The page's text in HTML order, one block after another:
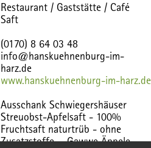
Restaurant / Gaststätte / Café
Saft
(0170) 8 64 03 48
info@hanskuehnenburg-im-
harz.de
www.hanskuehnenburg-im-harz.de
Ausschank Schwiegershäuser
Streuobst-Apfelsaft - 100%
Fruchtsaft naturtrüb - ohne
Zusatzstoffe. - Gawwe Äppele